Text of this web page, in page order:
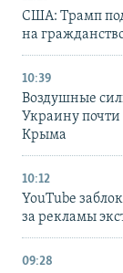
США: Трамп
на
10:39
Воздушные
Украину почти
Крыма
10:12
YouTube
за рекламы
09:28